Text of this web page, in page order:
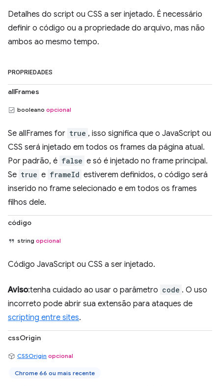
Detalhes do script ou CSS a ser injetado. É necessário
definir o código ou a propriedade do arquivo, mas não
ambos ao mesmo tempo.
PROPRIEDADES
allFrames
booleano opcional
Se allFrames for true , isso significa que o JavaScript ou
CSS será injetado em todos os frames da página atual.
Por padrão, é false e só é injetado no frame principal.
Se true e frameId estiverem definidos, o código será
inserido no frame selecionado e em todos os frames
filhos dele.
código
string opcional
Código JavaScript ou CSS a ser injetado.
Aviso:tenha cuidado ao usar o parâmetro code . O uso
incorreto pode abrir sua extensão para ataques de
scripting entre sites.
cssOrigin
CSSOrigin opcional
Chrome 66 ou mais recente